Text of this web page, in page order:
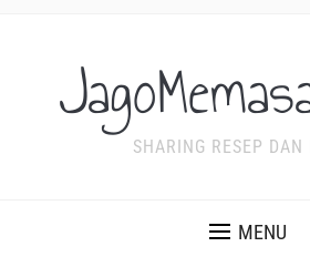
SHARING RESEP DAN
MENU